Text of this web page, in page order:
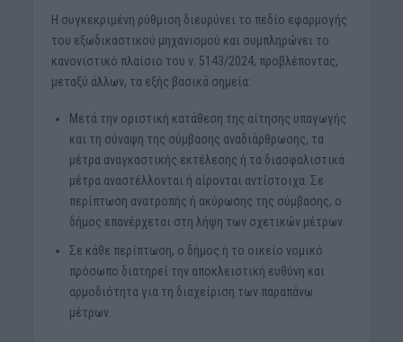
Η συγκεκριμένη ρύθμιση διευρύνει το πεδίο εφαρμογής
του εξωδικαστικού μηχανισμού και συμπληρώνει το
κανονιστικό πλαίσιο του ν. 5143/2024, προβλέποντας,
μεταξύ άλλων, τα εξής βασικά σημεία:
Μετά την οριστική κατάθεση της αίτησης υπαγωγής
και τη σύναψη της σύμβασης αναδιάρθρωσης, τα
μέτρα αναγκαστικής εκτέλεσης ή τα διασφαλιστικά
μέτρα αναστέλλονται ή αίρονται αντίστοιχα. Σε
περίπτωση ανατροπής ή ακύρωσης της σύμβασης, ο
δήμος επανέρχεται στη λήψη των σχετικών μέτρων.
Σε κάθε περίπτωση, ο δήμος ή το οικείο νομικό
πρόσωπο διατηρεί την αποκλειστική ευθύνη και
αρμοδιότητα για τη διαχείριση των παραπάνω
μέτρων.